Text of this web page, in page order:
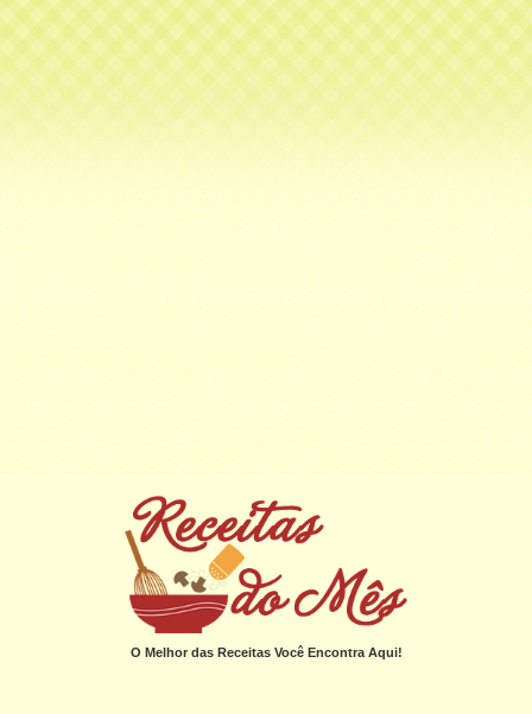
O Melhor das Receitas Você Encontra Aqui!